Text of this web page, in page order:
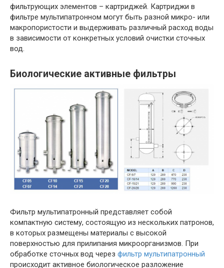
фильтрующих элементов – картриджей. Картриджи в
фильтре мультипатронном могут быть разной микро- или
макропористости и выдерживать различный расход воды
в зависимости от конкретных условий очистки сточных
вод.
Биологические активные фильтры
Фильтр мультипатронный представляет собой
компактную систему, состоящую из нескольких патронов,
в которых размещены материалы с высокой
поверхностью для прилипания микроорганизмов. При
обработке сточных вод через фильтр мультипатронный
происходит активное биологическое разложение